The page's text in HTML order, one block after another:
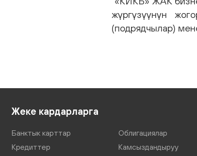
жүргүзүүнүн
(подрядчылар)
Жеке кардарларга
Банктык карттар
Кредиттер
Облигациялар
Камсыздандыруу